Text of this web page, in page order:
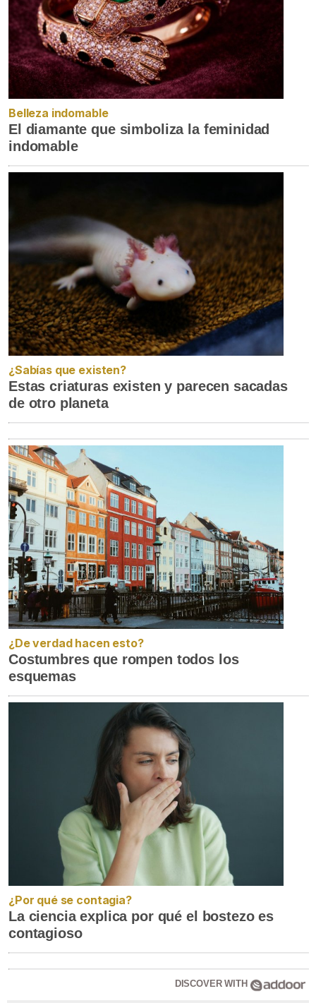
Belleza indomable
El diamante que simboliza la feminidad
indomable
¿Sabías que existen?
Estas criaturas existen y parecen sacadas
de otro planeta
¿De verdad hacen esto?
Costumbres que rompen todos los
esquemas
¿Por qué se contagia?
La ciencia explica por qué el bostezo es
contagioso
DISCOVER WITH